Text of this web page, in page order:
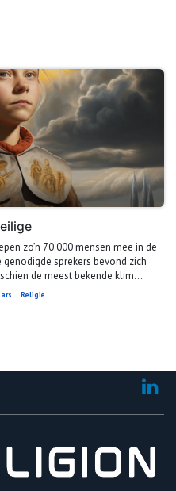
zo’n 70.000 mensen mee in de
sprekers bevond zich
de meest bekende klim...
Religie